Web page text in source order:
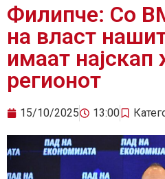
Филипче: Со
на власт
имаат
регионот
15/10/2025 13:00